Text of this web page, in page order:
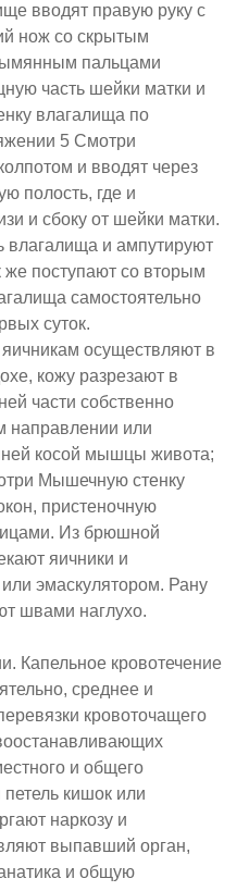
вводят правую руку с
нож со скрытым
пальцами
часть шейки матки и
влагалища по
5 Смотри
и вводят через
полость, где и
и сбоку от шейки матки.
влагалища и ампутируют
поступают со вторым
самостоятельно
суток.
осуществляют в
кожу разрезают в
части собственно
направлении или
косой мышцы живота;
Мышечную стенку
пристеночную
Из брюшной
яичники и
эмаскулятором. Рану
швами наглухо.
Капельное кровотечение
среднее и
кровоточащего
и общего
кишок или
наркозу и
выпавший орган,
и общую